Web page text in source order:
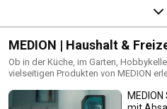
MEDION | Haushalt &
Ob in der Küche, im Garten,
vielseitigen Produkten von MEDION
jetzt die praktischen Alltagshelfer von